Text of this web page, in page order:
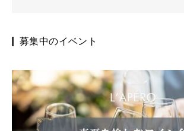
募集中のイベント